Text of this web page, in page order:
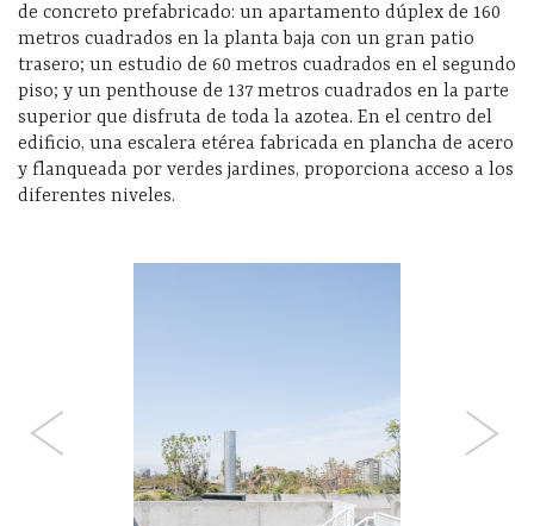
de concreto prefabricado: un apartamento dúplex de 160
metros cuadrados en la planta baja con un gran patio
trasero; un estudio de 60 metros cuadrados en el segundo
piso; y un penthouse de 137 metros cuadrados en la parte
superior que disfruta de toda la azotea. En el centro del
edificio, una escalera etérea fabricada en plancha de acero
y flanqueada por verdes jardines, proporciona acceso a los
diferentes niveles.